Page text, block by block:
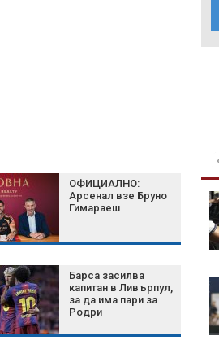
ОФИЦИАЛНО:
Арсенал взе Бруно
Гимараеш
Барса засилва
капитан в Ливърпул,
за да има пари за
Родри
Експерт: България
няма готовност за
Над 6000 декара
изгоряха при пожара
край Асеновград,